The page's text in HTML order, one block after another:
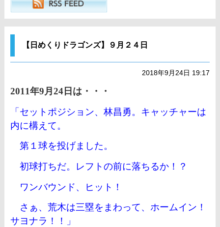
【日めくりドラゴンズ】９月２４日
2018年9月24日 19:17
2011年9月24日は・・・
「セットポジション、林昌勇。キャッチャーは
内に構えて。
第１球を投げました。
初球打ちだ。レフトの前に落ちるか！？
ワンバウンド、ヒット！
さぁ、荒木は三塁をまわって、ホームイン！
サヨナラ！！」